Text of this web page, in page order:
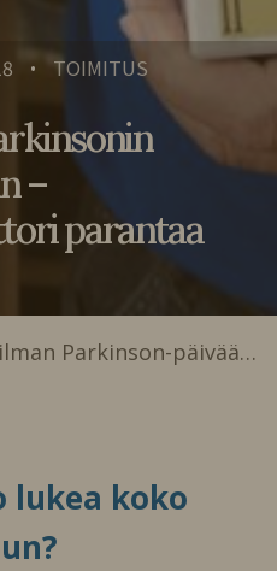
•
TOIMITUS
–
parantaa
Parkinson-päivää…
lukea koko